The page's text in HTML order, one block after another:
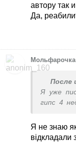
знизав
не було.
автору так
Да,
Мольфарочка
После
Я уже
гипс 4
Поэтому
Да,
Я не знаю
відкладали